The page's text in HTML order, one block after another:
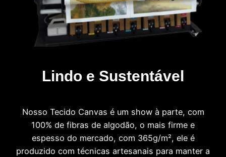
Lindo e Sustentável
Nosso Tecido Canvas é um show à parte, com
100% de fibras de algodão, o mais firme e
espesso do mercado, com 365g/m², ele é
produzido com técnicas artesanais para manter a